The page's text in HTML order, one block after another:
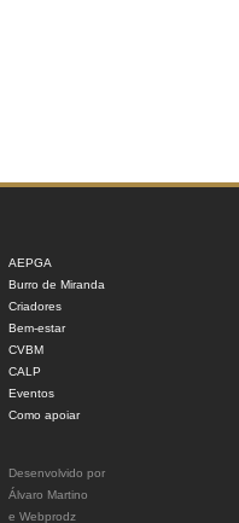
AEPGA
Burro de Miranda
Criadores
Bem-estar
CVBM
CALP
Eventos
Como apoiar
Desenvolvido por
Álvaro Martino
e Webprodz